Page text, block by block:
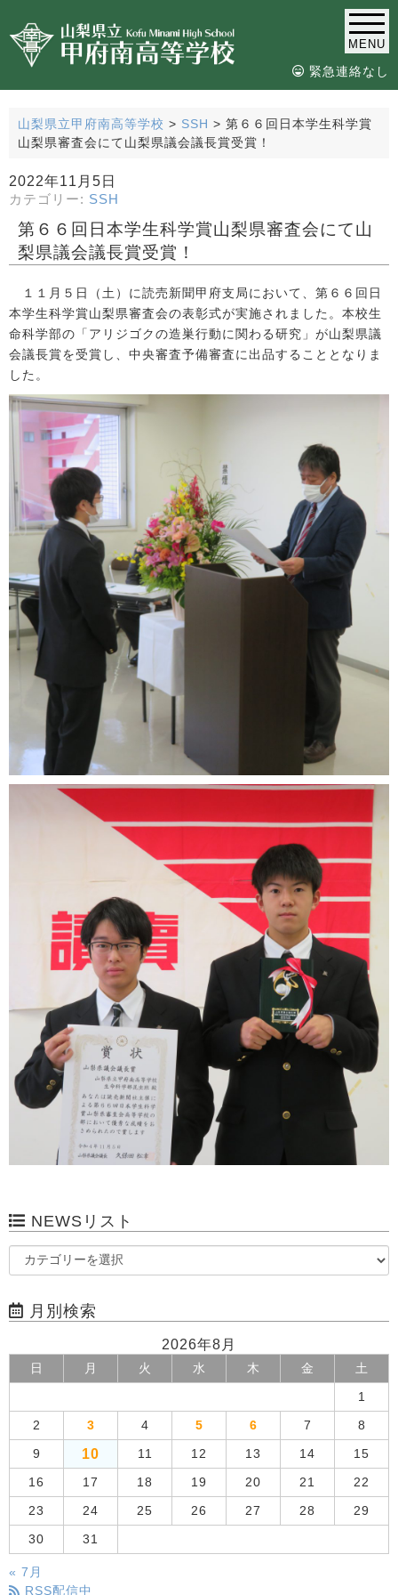
MENU
緊急連絡なし
山梨県立甲府南高等学校 > SSH > 第６６回日本学生科学賞
山梨県審査会にて山梨県議会議長賞受賞！
2022年11月5日
カテゴリー: SSH
第６６回日本学生科学賞山梨県審査会にて山
梨県議会議長賞受賞！
１１月５日（土）に読売新聞甲府支局において、第６６回日
本学生科学賞山梨県審査会の表彰式が実施されました。本校生
命科学部の「アリジゴクの造巣行動に関わる研究」が山梨県議
会議長賞を受賞し、中央審査予備審査に出品することとなりま
した。
NEWSリスト
月別検索
2026年8月
日 月 火 水 木 金 土
1
2 3 4 5 6 7 8
9 10 11 12 13 14 15
16 17 18 19 20 21 22
23 24 25 26 27 28 29
30 31
« 7月
RSS配信中